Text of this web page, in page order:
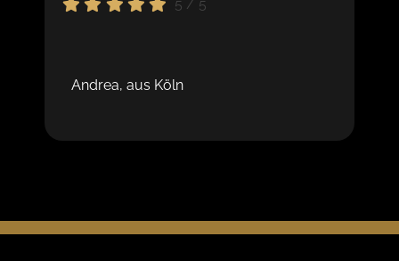
5 / 5
Andrea, aus Köln